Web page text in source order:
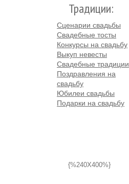
Традиции:
Сценарии свадьбы
Свадебные тосты
Конкурсы на свадьбу
Выкуп невесты
Свадебные традиции
Поздравления на
свадьбу
Юбилеи свадьбы
Подарки на свадьбу
{%240X400%}